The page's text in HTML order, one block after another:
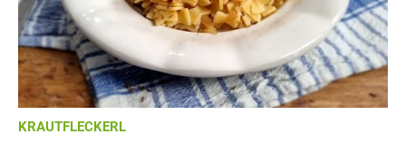
KRAUTFLECKERL